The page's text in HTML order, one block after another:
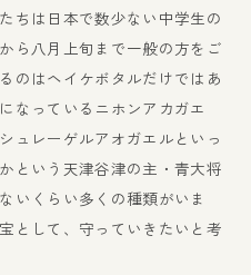
ちは日本で数少ない中学生の
ら八月上旬まで一般の方をご
のはヘイケボタルだけではあ
なっているニホンアカガエ
ュレーゲルアオガエルといっ
という天津谷津の主・青大将
いくらい多くの種類がいま
として、守っていきたいと考